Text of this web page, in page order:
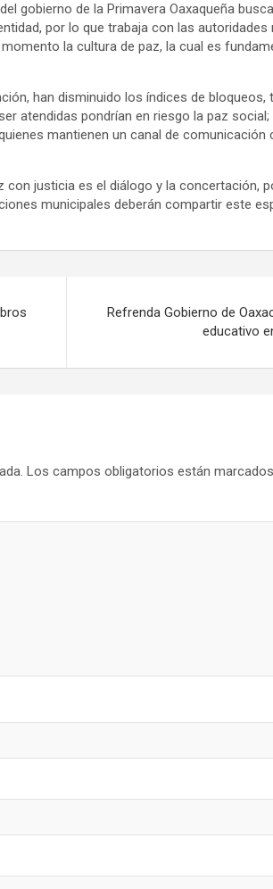
gobierno de la Primavera Oaxaqueña
por lo que trabaja con las autoridades
la cultura de paz, la cual es
han disminuido los índices de bloqueos,
atendidas pondrían en riesgo la paz
mantienen un canal de
justicia es el diálogo y la concertación,
municipales deberán compartir este
Refrenda Gobierno de
educativo
Los campos obligatorios están